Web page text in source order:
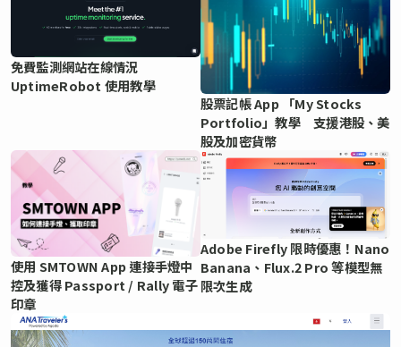
免費監測網站在線情況
UptimeRobot 使用教學
股票記帳 App 「My Stocks
Portfolio」教學 支援港股、美
股及加密貨幣
使用 SMTOWN App 連接手燈中
控及獲得 Passport / Rally 電子
印章
Adobe Firefly 限時優惠！Nano
Banana、Flux.2 Pro 等模型無
限次生成